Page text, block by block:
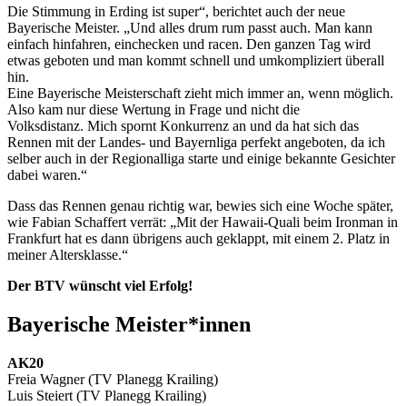
Die Stimmung in Erding ist super“, berichtet auch der neue
Bayerische Meister. „Und alles drum rum passt auch. Man kann
einfach hinfahren, einchecken und racen. Den ganzen Tag wird
etwas geboten und man kommt schnell und umkompliziert überall
hin.
Eine Bayerische Meisterschaft zieht mich immer an, wenn möglich.
Also kam nur diese Wertung in Frage und nicht die
Volksdistanz. Mich spornt Konkurrenz an und da hat sich das
Rennen mit der Landes- und Bayernliga perfekt angeboten, da ich
selber auch in der Regionalliga starte und einige bekannte Gesichter
dabei waren.“
Dass das Rennen genau richtig war, bewies sich eine Woche später,
wie Fabian Schaffert verrät: „Mit der Hawaii-Quali beim Ironman in
Frankfurt hat es dann übrigens auch geklappt, mit einem 2. Platz in
meiner Altersklasse.“
Der BTV wünscht viel Erfolg!
Bayerische Meister*innen
AK20
Freia Wagner (TV Planegg Krailing)
Luis Steiert (TV Planegg Krailing)